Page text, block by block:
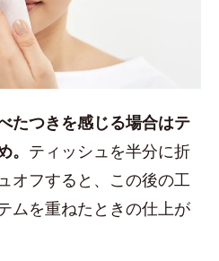
たつきを感じる場合はテ
ティッシュを半分に折
オフすると、この後の工
ムを重ねたときの仕上が